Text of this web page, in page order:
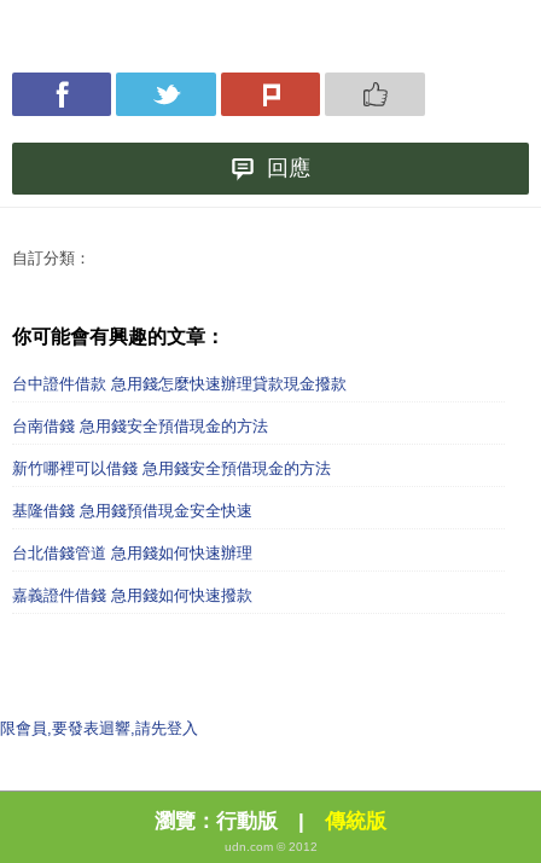
回應
自訂分類：
你可能會有興趣的文章：
台中證件借款 急用錢怎麼快速辦理貸款現金撥款
台南借錢 急用錢安全預借現金的方法
新竹哪裡可以借錢 急用錢安全預借現金的方法
基隆借錢 急用錢預借現金安全快速
台北借錢管道 急用錢如何快速辦理
嘉義證件借錢 急用錢如何快速撥款
限會員,要發表迴響,請先登入
瀏覽： 行動版 | 傳統版
udn.com © 2012